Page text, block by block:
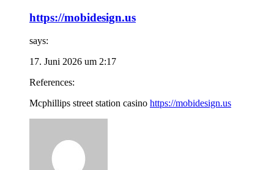
https://mobidesign.us
says:
17. Juni 2026 um 2:17
References:
Mcphillips street station casino https://mobidesign.us